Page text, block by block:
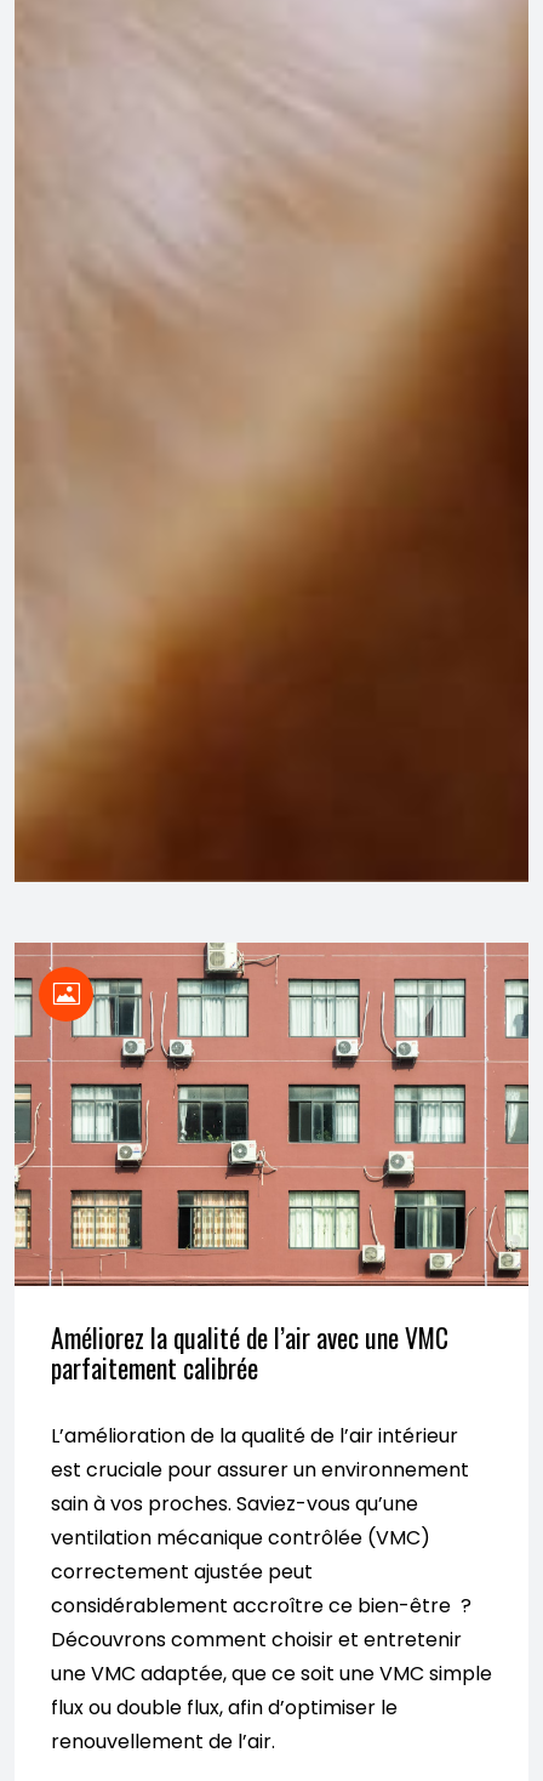
Améliorez la qualité de l’air avec une VMC
parfaitement calibrée
L’amélioration de la qualité de l’air intérieur
est cruciale pour assurer un environnement
sain à vos proches. Saviez-vous qu’une
ventilation mécanique contrôlée (VMC)
correctement ajustée peut
considérablement accroître ce bien-être ?
Découvrons comment choisir et entretenir
une VMC adaptée, que ce soit une VMC simple
flux ou double flux, afin d’optimiser le
renouvellement de l’air.